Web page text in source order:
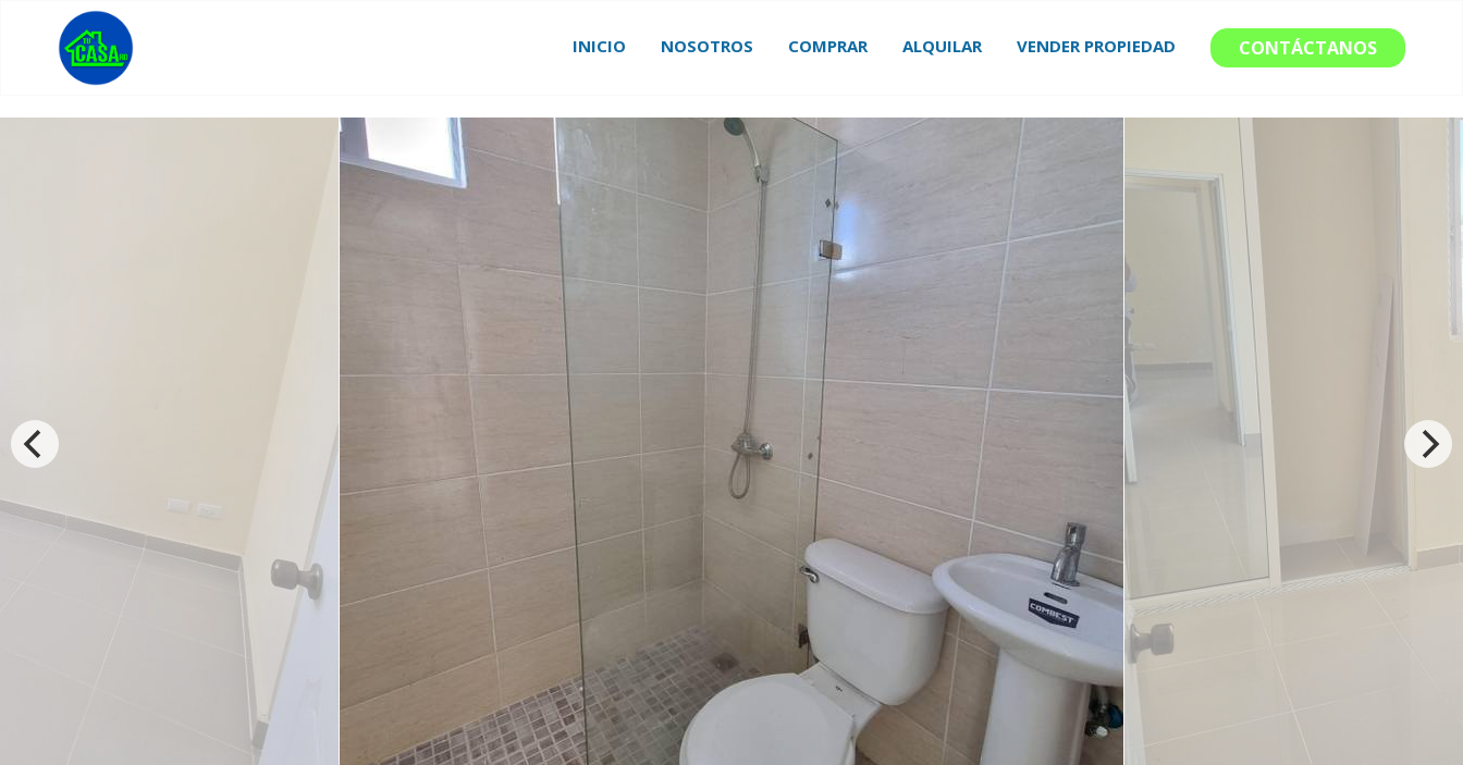
INICIO NOSOTROS COMPRAR ALQUILAR VENDER PROPIEDAD CONTÁCTANOS